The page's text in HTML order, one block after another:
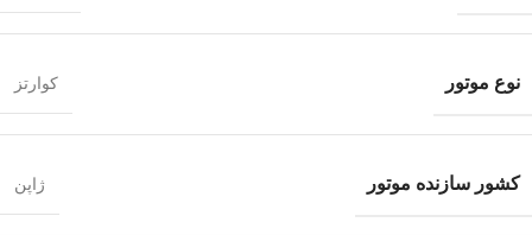
نوع موتور کوارتز
کشور سازنده موتور ژاپن